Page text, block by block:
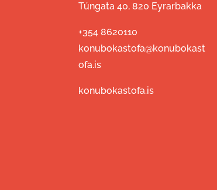
Túngata 40, 820 Eyrarbakka
+354 8620110
konubokastofa@konubokast
ofa.is
konubokastofa.is